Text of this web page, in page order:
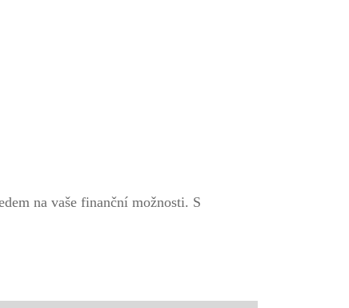
na vaše finanční možnosti. S